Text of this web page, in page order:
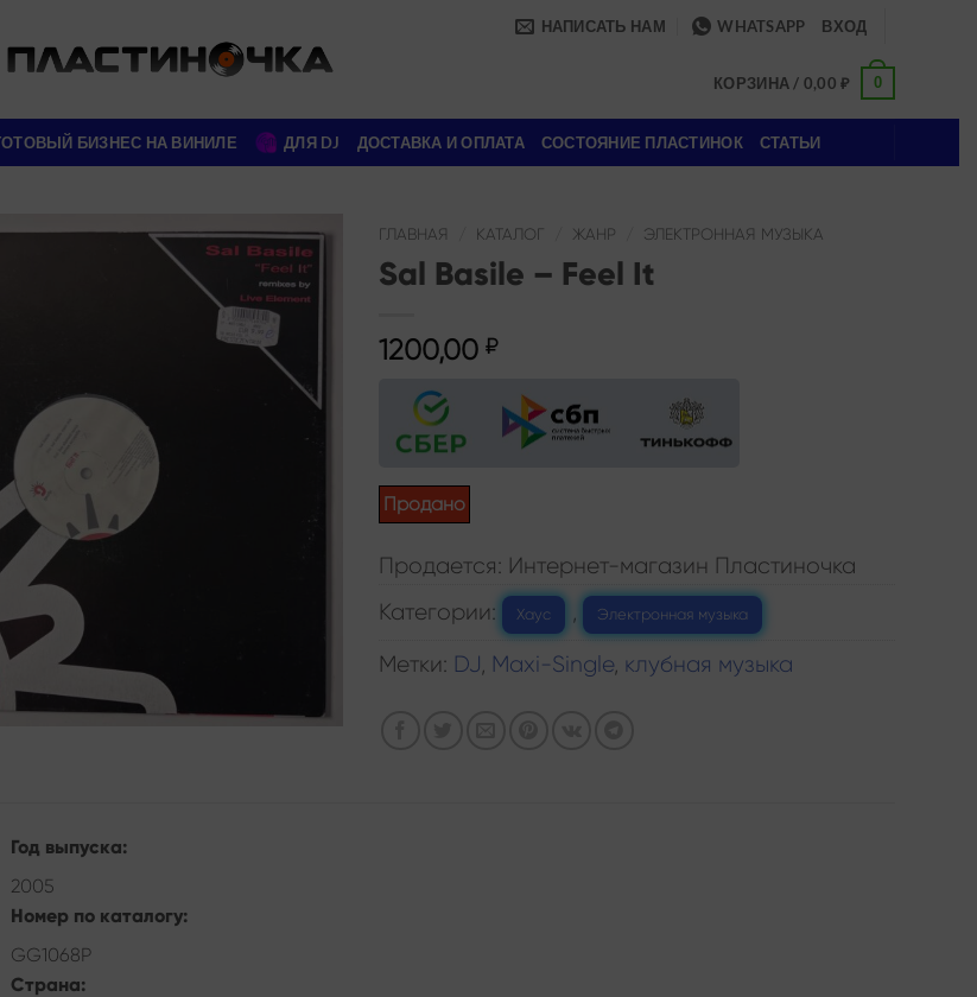
НАПИСАТЬ НАМ WHATSAPP ВХОД
КОРЗИНА / 0,00₽ 0
БИЗНЕС НА ВИНИЛЕ ДЛЯ DJ ДОСТАВКА И ОПЛАТА СОСТОЯНИЕ ПЛАСТИНОК СТАТЬИ
Add to
wishlist
ГЛАВНАЯ КАТАЛОГ ЖАНР ЭЛЕКТРОННАЯ МУЗЫКА
Sal Basile – Feel It
1200,00 ₽
Продано
Продается: Интернет-магазин Пластиночка
Категории:
Хаус , Электронная музыка
Метки: DJ, Maxi-Single, клубная музыка
Год выпуска:
2005
Номер по каталогу:
GG1068P
Страна: